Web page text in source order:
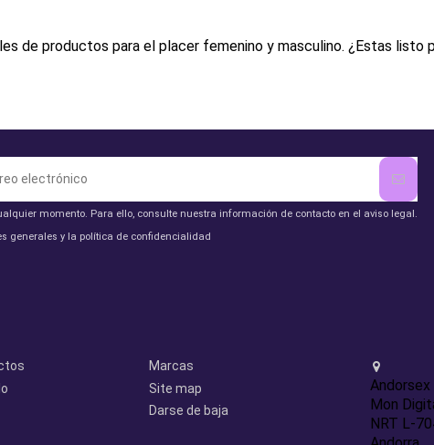
de productos para el placer femenino y masculino. ¿Estas listo
momento. Para ello, consulte nuestra información de contacto en el aviso legal.
generales y la política de confidencialidad
Marcas
Site map
Darse de baja
Mon
NRT L-